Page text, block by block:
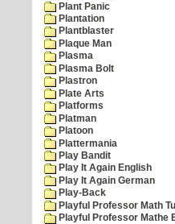
Plant Panic
Plantation
Plantblaster
Plaque Man
Plasma
Plasma Bolt
Plastron
Plate Arts
Platforms
Platman
Platoon
Plattermania
Play Bandit
Play It Again English
Play It Again German
Play-Back
Playful Professor Math
Playful Professor Mathe